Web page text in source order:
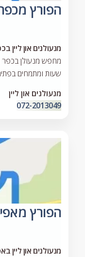
הפורץ
מנעולנים און ליין
שעות ומתמחים
מנעולנים און ליין
072-2013049
הפורץ
מנעולנים און ליין